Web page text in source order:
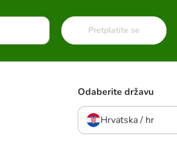
Pretplatite se
Odaberite državu
Hrvatska / hr